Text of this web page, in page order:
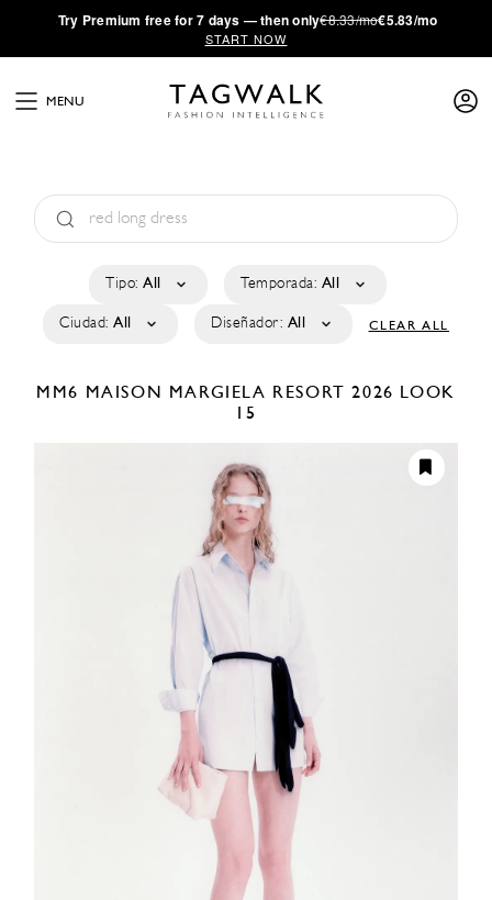
·Try Premium free for 7 days — then only€8.33/mo€5.83/mo
START NOW
MENU
Tipo: All Temporada: All
Ciudad: All Diseñador: All CLEAR ALL
MM6 MAISON MARGIELA RESORT 2026 LOOK
15